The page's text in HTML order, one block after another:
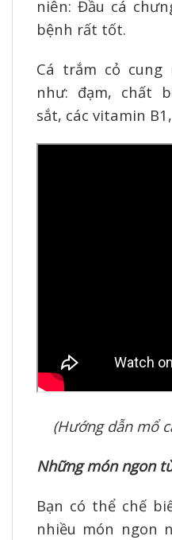
niên: Đầu cá
bệnh rất tốt.
Cá trắm cỏ cung
như: đạm, chất
sắt, các vitamin
(Hướng dẫn mổ
Những món ngon
Bạn có thể chế
nhiều món ngon